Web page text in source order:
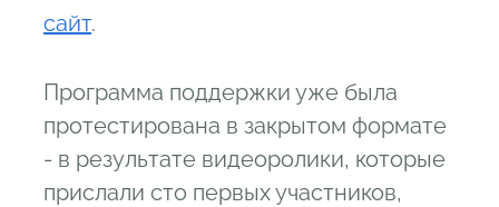
сайт.
Программа поддержки уже была
протестирована в закрытом формате
- в результате видеоролики, которые
прислали сто первых участников,